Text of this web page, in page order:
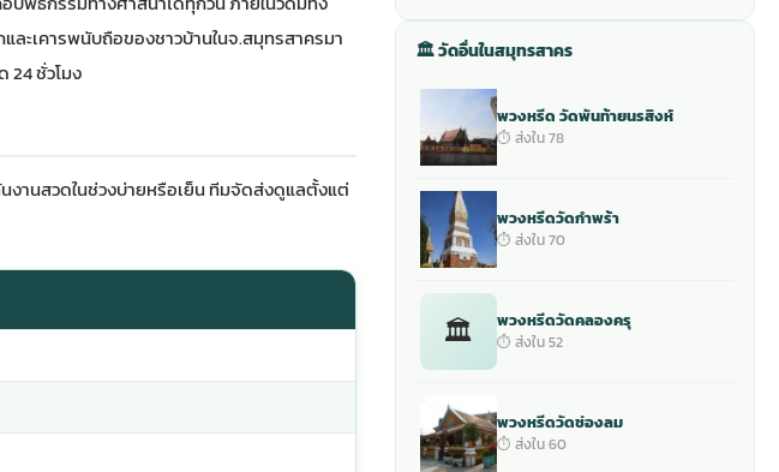
เคารพนับถือของชาวบ้านในจ.สมุทรสาครมา
24 ชั่วโมง
งานสวดในช่วงบ่ายหรือเย็น ทีมจัดส่งดูแลตั้งแต่
🏛 วัดอื่นในสมุทรสาคร
พวงหรีด วัดพันท้ายนรสิงห์
⏱ ส่งใน 78
พวงหรีดวัดกำพร้า
⏱ ส่งใน 70
🏛 พวงหรีดวัดคลองครุ
⏱ ส่งใน 52
พวงหรีดวัดช่องลม
⏱ ส่งใน 60